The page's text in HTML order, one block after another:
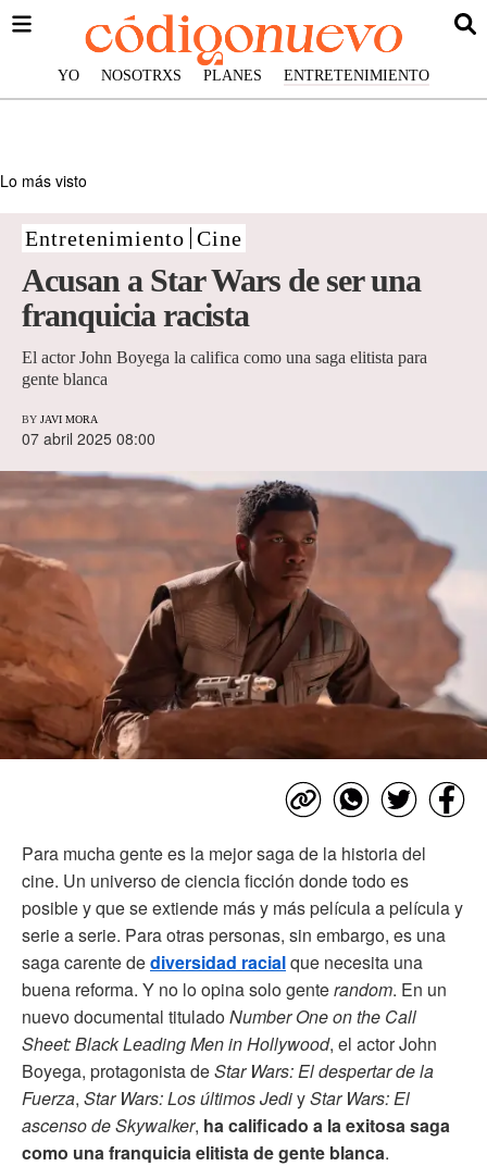
YO NOSOTRXS PLANES ENTRETENIMIENTO
Lo más visto
Entretenimiento Cine
Acusan a Star Wars de ser una
franquicia racista
El actor John Boyega la califica como una saga elitista para
gente blanca
BY JAVI MORA
07 abril 2025 08:00
Para mucha gente es la mejor saga de la historia del
cine. Un universo de ciencia ficción donde todo es
posible y que se extiende más y más película a película y
serie a serie. Para otras personas, sin embargo, es una
saga carente dediversidad racialque necesita una
buena reforma. Y no lo opina solo genterandom. En un
nuevo documental tituladoNumber One on the Call
Sheet: Black Leading Men in Hollywood, el actor John
Boyega, protagonista deStar Wars: El despertar de la
Fuerza, Star Wars: Los últimos JediyStar Wars: El
ascenso de Skywalker, ha calificado a la exitosa saga
como una franquicia elitista de gente blanca.